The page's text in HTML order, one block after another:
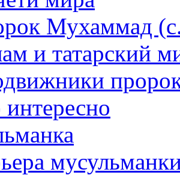
Мухаммад
и татарский